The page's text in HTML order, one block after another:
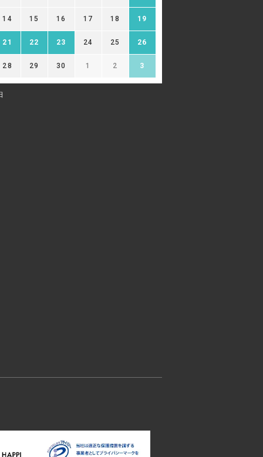
14 15 16 17 18 19
21 22 23 24 25 26
28 29 30 1 2 3